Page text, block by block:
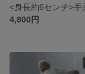
4,800円